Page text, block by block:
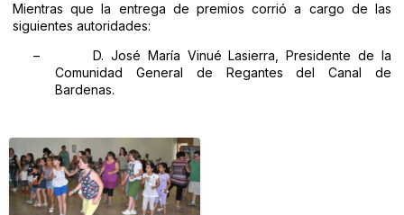
Mientras que la entrega de premios corrió a cargo de las
siguientes autoridades:
–
D. José María Vinué Lasierra, Presidente de la
Comunidad General de Regantes del Canal de
Bardenas.